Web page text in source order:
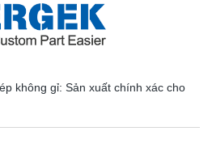
không gỉ: Sản xuất chính xác cho